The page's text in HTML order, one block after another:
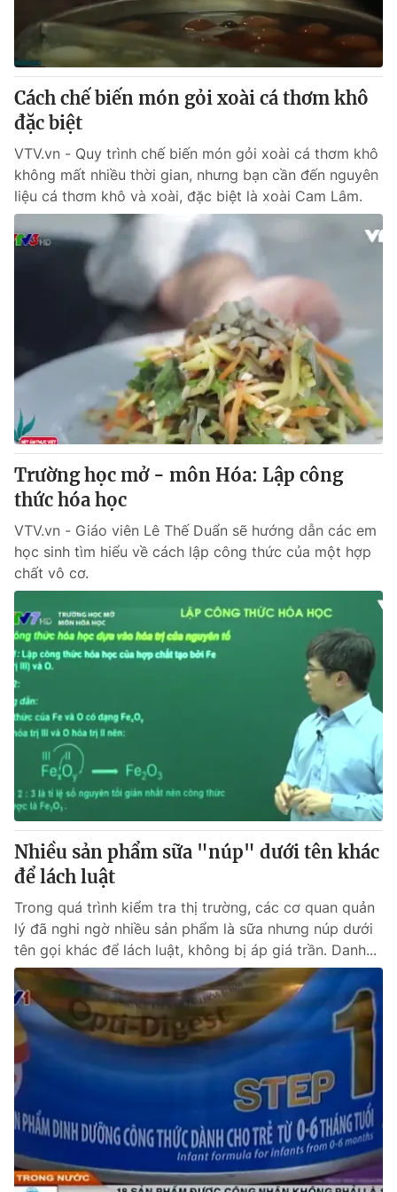
Thị trường 24h Tấm lòng Việt
VTV4 Vươn mình bằng AI
VTV9 VTV8
Liên hệ tòa soạn English
THỜI BÁO VTV
Theo dõi báo trên
Cơ quan chủ quản:Đài Truyền hình Việt Nam
Cơ quan báo chí:
Thời báo VTV
Giấy phép hoạt động báo in và báo điện tử số 483/GP-BTTTT
cấp ngày 29/12/2023
Tổng Biên tập:Vũ Thanh Thủy
Phó Tổng Biên tập:Nguyễn Thị Mỹ Hạnh, Phạm Quốc Thắng,
Nguyễn Trọng Ninh
Tổng đài VTV:
024.38 355 931 - 024.38 355 932
Ðiện thoại Thời báo VTV: 024.66 897 897
Email:toasoan@vtv.vn
Liên hệ quảng cáo:024-7300.7108
® Cấm sao chép dưới mọi hình thức nếu không có sự chấp
thuận bằng văn bản. Ghi rõ nguồn VTV.vn khi phát hành lại
thông tin từ website này.
Cách chế biến món gỏi xoài cá thơm khô
đặc biệt
VTV.vn - Quy trình chế biến món gỏi xoài cá thơm khô
không mất nhiều thời gian, nhưng bạn cần đến nguyên
liệu cá thơm khô và xoài, đặc biệt là xoài Cam Lâm.
Trường học mở - môn Hóa: Lập công
thức hóa học
VTV.vn - Giáo viên Lê Thế Duẩn sẽ hướng dẫn các em
học sinh tìm hiểu về cách lập công thức của một hợp
chất vô cơ.
Nhiều sản phẩm sữa "núp" dưới tên khác
để lách luật
Trong quá trình kiểm tra thị trường, các cơ quan quản
lý đã nghi ngờ nhiều sản phẩm là sữa nhưng núp dưới
tên gọi khác để lách luật, không bị áp giá trần. Danh...